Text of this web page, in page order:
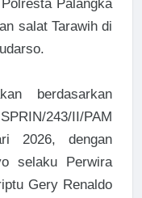
Palangka
salat Tarawih di
berdasarkan
243/II/PAM
2026, dengan
selaku Perwira
Gery Renaldo